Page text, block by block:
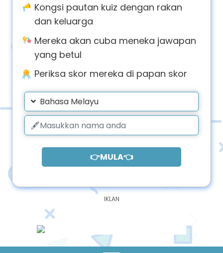
Kongsi pautan kuiz dengan rakan
dan keluarga
Mereka akan cuba meneka jawapan
yang betul
Periksa skor mereka di papan skor
Bahasa Melayu
👉MULA👈